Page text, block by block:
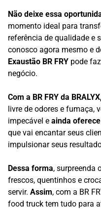
Não deixe essa
momento ideal para
referência de qualidade e
conosco agora mesmo e
Exaustão BR FRY pode
negócio.
Com a BR FRY da
livre de odores e fumaça,
impecável e ainda oferece
que vai encantar seus
impulsionar seus
Dessa forma, surpreenda
frescos, quentinhos e
servir. Assim, com a BR
food truck tem tudo para